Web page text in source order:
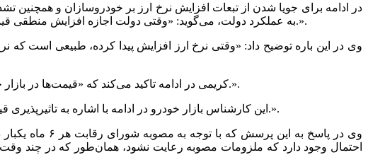
در ادامه برای جویا شدن از تبعات افزایش نرخ ارز بر خودروسازان و
به عملکرد دولت، می‌گوید: «وقتی دولت اجازه افزایش منطقی قیمت خودرو متناسب با نرخ تورم را به خودروسازان نمی‌دهد، اثر افزایش 15 درصدی قیمت خودرو با بروز تورم جدید از بین می‌رود.».
کریمی در ادامه تاکید می‌کند که «قیمت‌ها در بازار خودروی ایران باید آزاد باشد، واردات انجام بگیرد و در این شرایط خودروساز با توجه به تقاضای موجود در بازار قیمت را تعیین کند.».
این کارشناس بازار خودرو در ادامه با اشاره به تاثیرپذیری قیمت مواد اولیه، پتروشیمی یا فولاد از نرخ ارز، گفت: «بنابراین این افزایش نرخ بلافاصله روی تولیدات خودروسازان تاثیر می‌گذارد.».
وی در پاسخ
احتمال وجود دارد که ملزومات مصوبه رعایت نشود، همان‌طور که در چند وقت